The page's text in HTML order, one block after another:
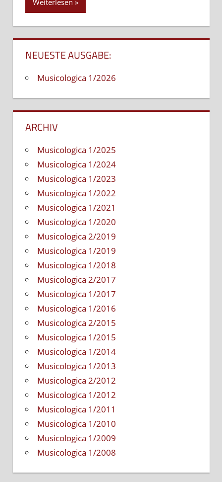
Weiterlesen
NEUESTE AUSGABE:
Musicologica 1/2026
ARCHIV
Musicologica 1/2025
Musicologica 1/2024
Musicologica 1/2023
Musicologica 1/2022
Musicologica 1/2021
Musicologica 1/2020
Musicologica 2/2019
Musicologica 1/2019
Musicologica 1/2018
Musicologica 2/2017
Musicologica 1/2017
Musicologica 1/2016
Musicologica 2/2015
Musicologica 1/2015
Musicologica 1/2014
Musicologica 1/2013
Musicologica 2/2012
Musicologica 1/2012
Musicologica 1/2011
Musicologica 1/2010
Musicologica 1/2009
Musicologica 1/2008